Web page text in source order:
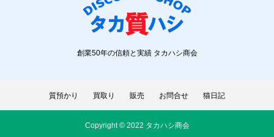
創業50年の信頼と実績 タカハシ商会
質預かり 買取り 販売 お問合せ 猫日記
Copyright © 2022 タカハシ商会